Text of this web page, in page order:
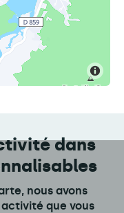
dans
nous avons
que vous